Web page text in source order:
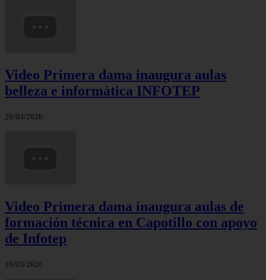
Video Primera dama inaugura aulas
belleza e informática INFOTEP
20/03/2026
Video Primera dama inaugura aulas de
formación técnica en Capotillo con apoyo
de Infotep
19/03/2026